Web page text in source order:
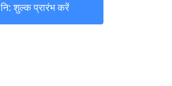
नि: शुल्क प्रारंभ करें